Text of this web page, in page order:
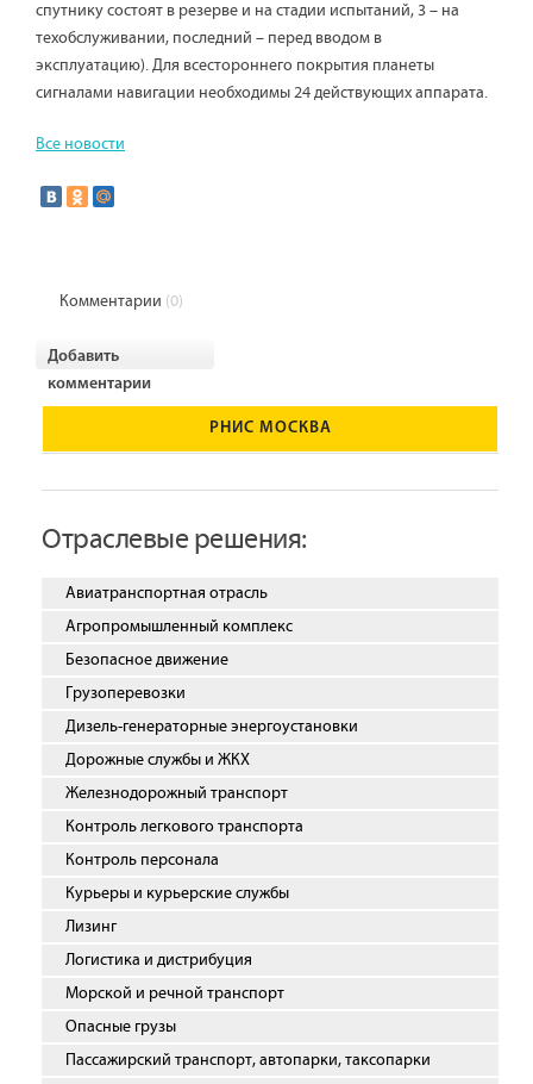
спутнику состоят в резерве и на стадии испытаний, 3 – на
техобслуживании, последний – перед вводом в
эксплуатацию). Для всестороннего покрытия планеты
сигналами навигации необходимы 24 действующих аппарата.
Все новости
Комментарии (0)
Добавить
комментарии
РНИС МОСКВА
Отраслевые решения:
Авиатранспортная отрасль
Агропромышленный комплекс
Безопасное движение
Грузоперевозки
Дизель-генераторные энергоустановки
Дорожные службы и ЖКХ
Железнодорожный транспорт
Контроль легкового транспорта
Контроль персонала
Курьеры и курьерские службы
Лизинг
Логистика и дистрибуция
Морской и речной транспорт
Опасные грузы
Пассажирский транспорт, автопарки, таксопарки